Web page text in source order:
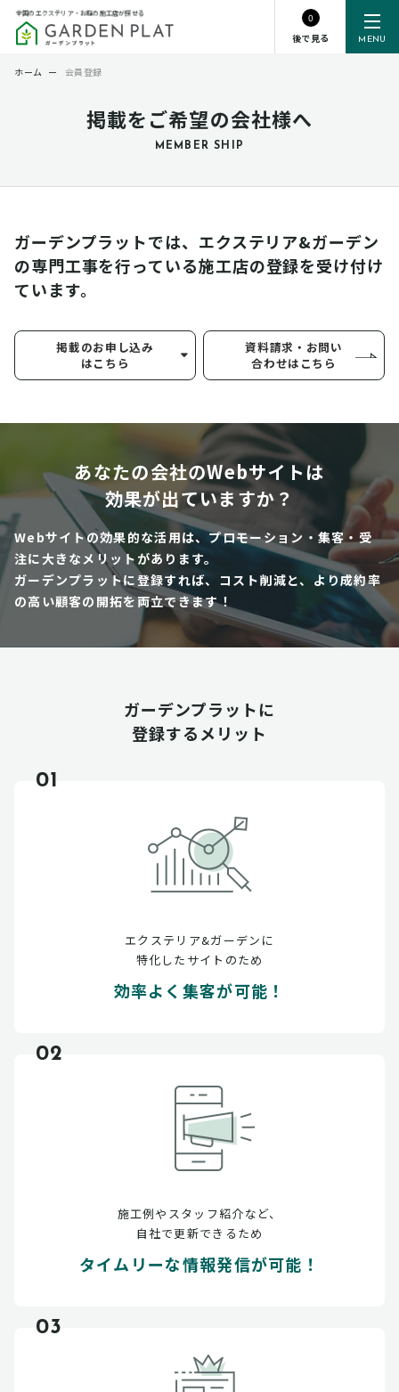
MENU
全国のエクステリア・お庭の施工店が探せる
0
後で見る
掲載をご希望の会社様へ
MEMBER SHIP
ホーム ー 会員登録
ガーデンプラットでは、エクステリア&ガーデン
の専門工事を行っている施工店の登録を受け付け
ています。
掲載のお申し込み
はこちら
資料請求・お問い
合わせはこちら
あなたの会社のWebサイトは
効果が出ていますか？
Webサイトの効果的な活用は、プロモーション・集客・受
注に大きなメリットがあります。
ガーデンプラットに登録すれば、コスト削減と、より成約率
の高い顧客の開拓を両立できます！
ガーデンプラットに
登録するメリット
01
エクステリア&ガーデンに
特化したサイトのため
効率よく集客が可能！
02
施工例やスタッフ紹介など、
自社で更新できるため
タイムリーな情報発信が可能！
03